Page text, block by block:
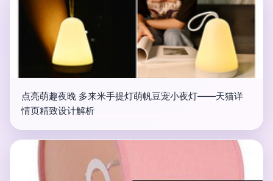
点亮萌趣夜晚 多来米手提灯萌帆豆宠小夜灯——天猫详
情页精致设计解析